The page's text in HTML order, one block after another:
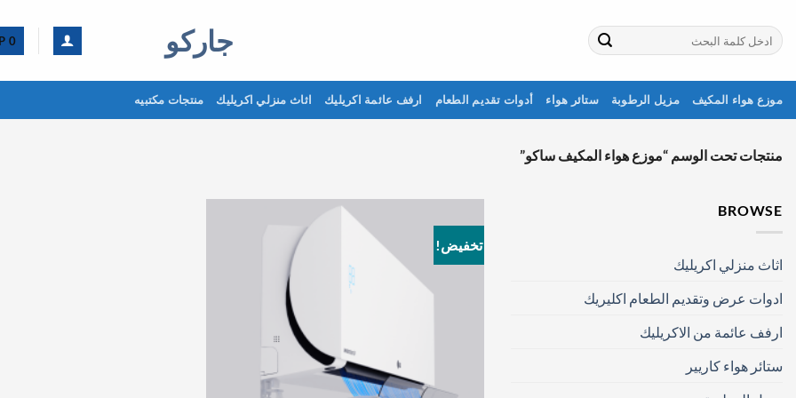
للمحتوى
جاركو
البحث
عن:
0
موزع هواء المكيف مزيل الرطوبة ستائر هواء أدوات تقديم الطعام ارفف عائمة اكريليك اثاث منزلي اكريليك منتجات مكتبيه
منتجات تحت الوسم “موزع هواء المكيف ساكو”
BROWSE
اثاث منزلي اكريليك
ادوات عرض وتقديم الطعام اكليريك
ارفف عائمة من الاكريليك
ستائر هواء كاريير
تخفيض!